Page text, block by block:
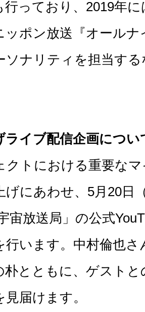
行っており、2019年
ッポン放送『オール
ソナリティを担当す
ライブ配信企画につい
クトにおける重要な
げにあわせ、5月20日
宙放送局」の公式
行います。中村倫也
朴とともに、ゲスト
届けます。